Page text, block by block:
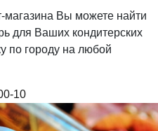
магазина Вы можете найти
для Ваших кондитерских
по городу на любой
10